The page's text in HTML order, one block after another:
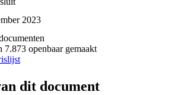
2023
7.873 openbaar gemaakt
dit document